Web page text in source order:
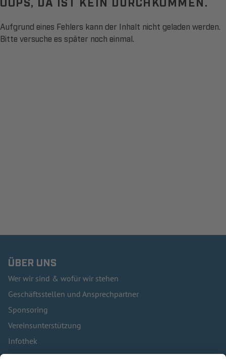
Aufgrund eines Fehlers kann der Inhalt nicht geladen werden.
Bitte versuche es später noch einmal.
ÜBER UNS
Wer wir sind & wofür wir stehen
Geschäftsstellen und Ansprechpartner
Sponsoring
Vereinsunterstützung
Infothek
Kontakt